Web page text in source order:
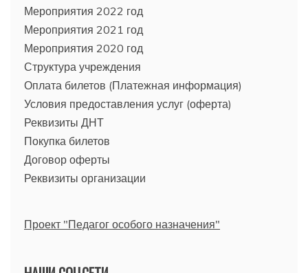
Мероприятия 2022 год
Мероприятия 2021 год
Мероприятия 2020 год
Структура учреждения
Оплата билетов (Платежная информация)
Условия предоставления услуг (оферта)
Реквизиты ДНТ
Покупка билетов
Договор оферты
Реквизиты организации
Проект "Педагог особого назначения"